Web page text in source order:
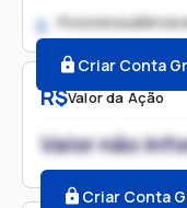
R$Valor da Ação
Valor não
Criar Conta
2. Possível audiência
Criar Conta